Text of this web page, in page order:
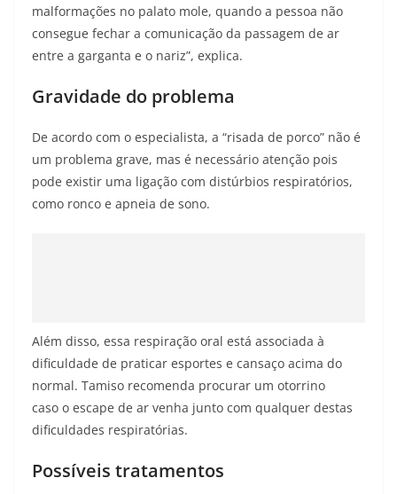
malformações no palato mole, quando a pessoa não
consegue fechar a comunicação da passagem de ar
entre a garganta e o nariz”, explica.
Gravidade do problema
De acordo com o especialista, a “risada de porco” não é
um problema grave, mas é necessário atenção pois
pode existir uma ligação com distúrbios respiratórios,
como ronco e apneia de sono.
Além disso, essa respiração oral está associada à
dificuldade de praticar esportes e cansaço acima do
normal. Tamiso recomenda procurar um otorrino
caso o escape de ar venha junto com qualquer destas
dificuldades respiratórias.
Possíveis tratamentos